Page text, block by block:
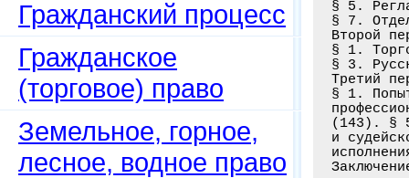
Гражданский процесс
Гражданское
(торговое) право
Земельное, горное,
лесное, водное право
§ 5.
§ 7.
Второй
§ 1.
§ 3.
Третий
§ 1.
(143). §
и